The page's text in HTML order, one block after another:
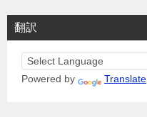
翻訳
Powered by Translate